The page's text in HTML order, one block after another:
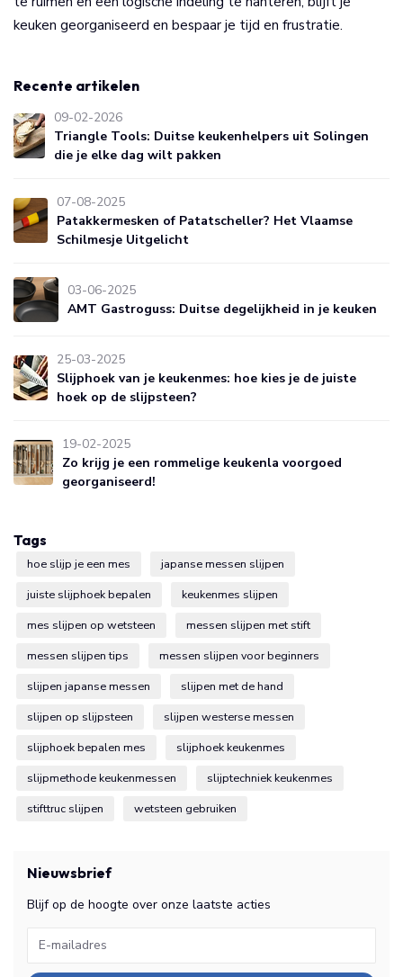
keuken georganiseerd en bespaar je tijd en frustratie.
Recente artikelen
09-02-2026
Triangle Tools: Duitse keukenhelpers uit Solingen
die je elke dag wilt pakken
07-08-2025
Patakkermesken of Patatscheller? Het Vlaamse
Schilmesje Uitgelicht
03-06-2025
AMT Gastroguss: Duitse degelijkheid in je keuken
25-03-2025
Slijphoek van je keukenmes: hoe kies je de juiste
hoek op de slijpsteen?
19-02-2025
Zo krijg je een rommelige keukenla voorgoed
georganiseerd!
Tags
hoe slijp je een mes
japanse messen slijpen
juiste slijphoek bepalen
keukenmes slijpen
mes slijpen op wetsteen
messen slijpen met stift
messen slijpen tips
messen slijpen voor beginners
slijpen japanse messen
slijpen met de hand
slijpen op slijpsteen
slijpen westerse messen
slijphoek bepalen mes
slijphoek keukenmes
slijpmethode keukenmessen
slijptechniek keukenmes
stifttruc slijpen
wetsteen gebruiken
Nieuwsbrief
Blijf op de hoogte over onze laatste acties